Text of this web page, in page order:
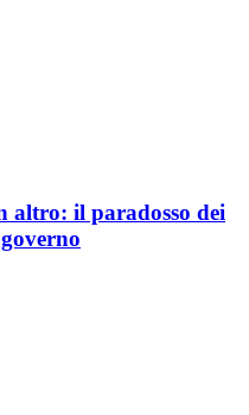
altro: il paradosso dei